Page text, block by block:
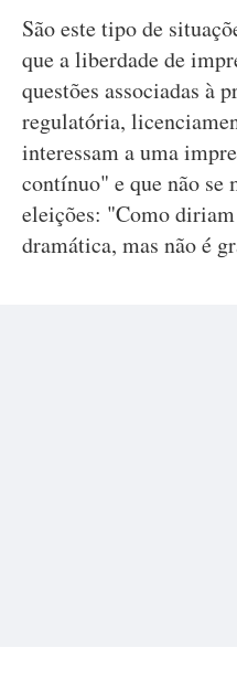
São este tipo de
que a liberdade de
questões associadas à
regulatória,
interessam a uma
contínuo" e que não se
eleições: "Como
dramática, mas não é